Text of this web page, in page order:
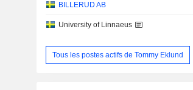
BILLERUD AB
University of Linnaeus
Tous les postes actifs de Tommy Eklund